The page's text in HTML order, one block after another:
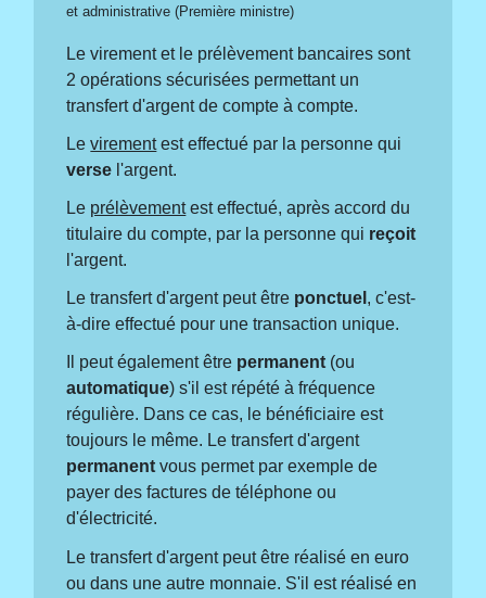
et administrative (Première ministre)
Le virement et le prélèvement bancaires sont
2 opérations sécurisées permettant un
transfert d'argent de compte à compte.
Levirementest effectué par la personne qui
verse l'argent.
Le prélèvementest effectué, après accord du
titulaire du compte, par la personne qui reçoit
l'argent.
Le transfert d'argent peut être ponctuel , c'est-
à-dire effectué pour une transaction unique.
Il peut également être permanent (ou
automatique) s'il est répété à fréquence
régulière. Dans ce cas, le bénéficiaire est
toujours le même. Le transfert d'argent
permanent vous permet par exemple de
payer des factures de téléphone ou
d'électricité.
Le transfert d'argent peut être réalisé en euro
ou dans une autre monnaie. S'il est réalisé en